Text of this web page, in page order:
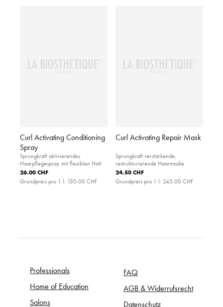
Curl Activating Conditioning
Spray
Sprungkraft aktivierendes
Haarpflegespray mit flexiblen Halt
26.00 CHF
Grundpreis pro 1 l: 130.00 CHF
Curl Activating Repair Mask
Sprungkraft verstärkende,
restrukturierende Haarmaske
24.50 CHF
Grundpreis pro 1 l: 245.00 CHF
Professionals
Home of Education
Salons
FAQ
AGB & Widerrufsrecht
Datenschutz